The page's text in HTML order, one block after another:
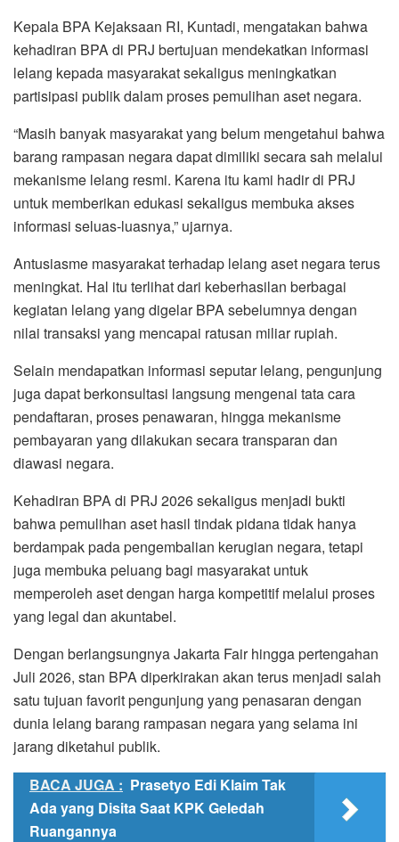
Kepala BPA Kejaksaan RI, Kuntadi, mengatakan bahwa
kehadiran BPA di PRJ bertujuan mendekatkan informasi
lelang kepada masyarakat sekaligus meningkatkan
partisipasi publik dalam proses pemulihan aset negara.
“Masih banyak masyarakat yang belum mengetahui bahwa
barang rampasan negara dapat dimiliki secara sah melalui
mekanisme lelang resmi. Karena itu kami hadir di PRJ
untuk memberikan edukasi sekaligus membuka akses
informasi seluas-luasnya,” ujarnya.
Antusiasme masyarakat terhadap lelang aset negara terus
meningkat. Hal itu terlihat dari keberhasilan berbagai
kegiatan lelang yang digelar BPA sebelumnya dengan
nilai transaksi yang mencapai ratusan miliar rupiah.
Selain mendapatkan informasi seputar lelang, pengunjung
juga dapat berkonsultasi langsung mengenai tata cara
pendaftaran, proses penawaran, hingga mekanisme
pembayaran yang dilakukan secara transparan dan
diawasi negara.
Kehadiran BPA di PRJ 2026 sekaligus menjadi bukti
bahwa pemulihan aset hasil tindak pidana tidak hanya
berdampak pada pengembalian kerugian negara, tetapi
juga membuka peluang bagi masyarakat untuk
memperoleh aset dengan harga kompetitif melalui proses
yang legal dan akuntabel.
Dengan berlangsungnya Jakarta Fair hingga pertengahan
Juli 2026, stan BPA diperkirakan akan terus menjadi salah
satu tujuan favorit pengunjung yang penasaran dengan
dunia lelang barang rampasan negara yang selama ini
jarang diketahui publik.
BACA JUGA : Prasetyo Edi Klaim Tak
Ada yang Disita Saat KPK Geledah
Ruangannya